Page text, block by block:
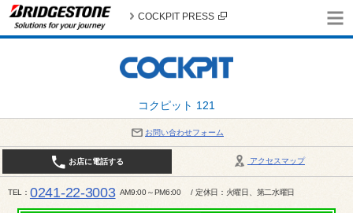
コクピット 121
COCKPIT PRESS
お問い合わせフォーム
アクセスマップ
お店に電話する
TEL 0241-22-3003 AM9:00～PM6:00 / 定休日：火曜日、第二水曜日